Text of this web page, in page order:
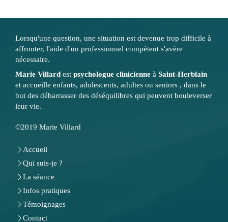
Lorsqu'une question, une situation est devenue trop difficile à
affronter, l'aide d'un professionnel compétent s'avère
nécessaire.
Marie Villard est psychologue clinicienne à Saint-Herblain
et accueille enfants, adolescents, adultes ou seniors , dans le
but des débarrasser des déséquilibres qui peuvent bouleverser
leur vie.
©2019 Marie Villard
Accueil
Qui suis-je ?
La séance
Infos pratiques
Témoignages
Contact